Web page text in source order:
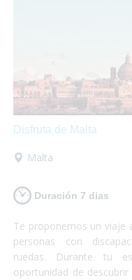
Disfruta de Malta
Malta
Duración 7 dias
Te proponemos un viaje
personas con
ruedas. Durante tu
oportunidad de